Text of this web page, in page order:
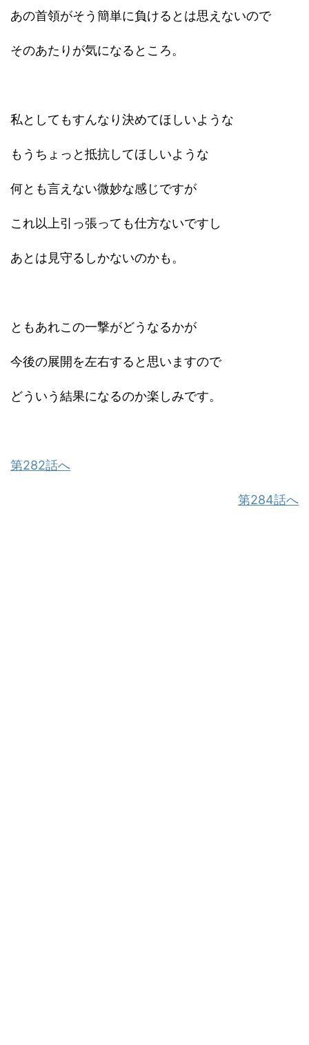
あの首領がそう簡単に負けるとは思えないので
そのあたりが気になるところ。
私としてもすんなり決めてほしいような
もうちょっと抵抗してほしいような
何とも言えない微妙な感じですが
これ以上引っ張っても仕方ないですし
あとは見守るしかないのかも。
ともあれこの一撃がどうなるかが
今後の展開を左右すると思いますので
どういう結果になるのか楽しみです。
第282話へ
第284話へ